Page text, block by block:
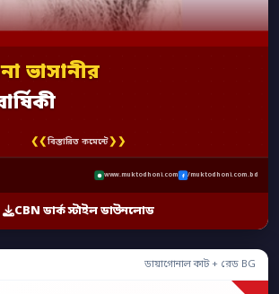
ভাসানীর
❮❮বিস্তারিত কমেন্টে❯❯
www.muktodhoni.com /muktodhoni.com.bd
CBN ডার্ক স্টাইল ডাউনলোড
ডায়াগোনাল কাট + রেড BG